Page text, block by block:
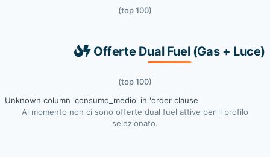
(top 100)
Offerte Dual Fuel (Gas + Luce)
(top 100)
Unknown column 'consumo_medio' in 'order clause'
Al momento non ci sono offerte dual fuel attive per il profilo
selezionato.